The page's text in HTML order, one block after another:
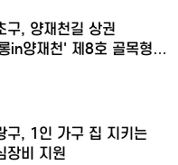
구, 양재천길 상권
in양재천' 제8호 골목형…
구, 1인 가구 집 지키는
장비 지원